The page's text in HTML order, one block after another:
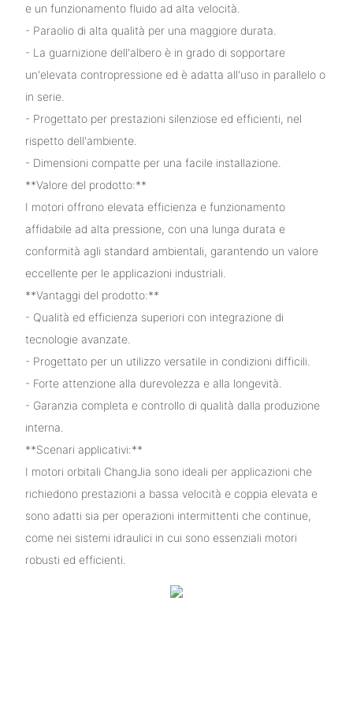
e un funzionamento fluido ad alta velocità.
- Paraolio di alta qualità per una maggiore durata.
- La guarnizione dell'albero è in grado di sopportare
un'elevata contropressione ed è adatta all'uso in parallelo o
in serie.
- Progettato per prestazioni silenziose ed efficienti, nel
rispetto dell'ambiente.
- Dimensioni compatte per una facile installazione.
**Valore del prodotto:**
I motori offrono elevata efficienza e funzionamento
affidabile ad alta pressione, con una lunga durata e
conformità agli standard ambientali, garantendo un valore
eccellente per le applicazioni industriali.
**Vantaggi del prodotto:**
- Qualità ed efficienza superiori con integrazione di
tecnologie avanzate.
- Progettato per un utilizzo versatile in condizioni difficili.
- Forte attenzione alla durevolezza e alla longevità.
- Garanzia completa e controllo di qualità dalla produzione
interna.
**Scenari applicativi:**
I motori orbitali ChangJia sono ideali per applicazioni che
richiedono prestazioni a bassa velocità e coppia elevata e
sono adatti sia per operazioni intermittenti che continue,
come nei sistemi idraulici in cui sono essenziali motori
robusti ed efficienti.